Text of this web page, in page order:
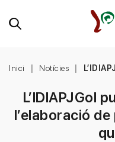
Inici Notícies
L’IDIAPJGol
l’elaboració